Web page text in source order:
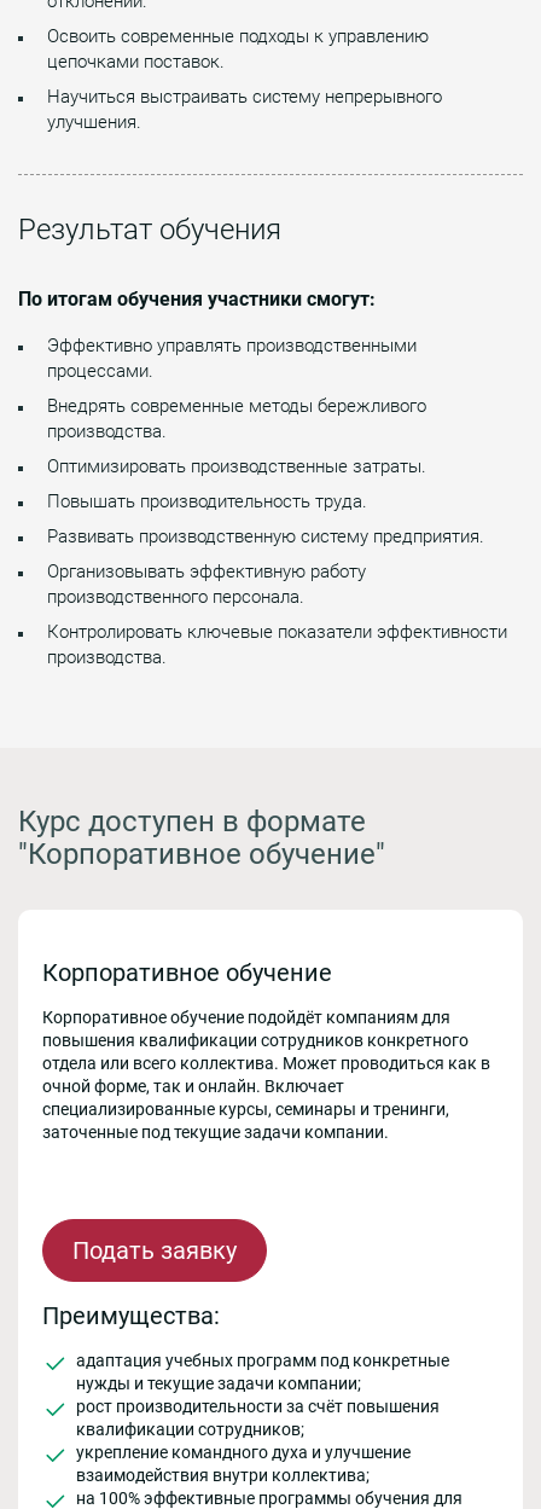
Освоить современные подходы к управлению
цепочками поставок.
Научиться выстраивать систему непрерывного
улучшения.
Результат обучения
По итогам обучения участники смогут:
Эффективно управлять производственными
процессами.
Внедрять современные методы бережливого
производства.
Оптимизировать производственные затраты.
Повышать производительность труда.
Развивать производственную систему предприятия.
Организовывать эффективную работу
производственного персонала.
Контролировать ключевые показатели эффективности
производства.
Курс доступен в формате
"Корпоративное обучение"
Корпоративное обучение
Корпоративное обучение подойдёт компаниям для
повышения квалификации сотрудников конкретного
отдела или всего коллектива. Может проводиться как в
очной форме, так и онлайн. Включает
специализированные курсы, семинары и тренинги,
заточенные под текущие задачи компании.
Подать заявку
Преимущества:
адаптация учебных программ под конкретные
нужды и текущие задачи компании;
рост производительности за счёт повышения
квалификации сотрудников;
укрепление командного духа и улучшение
взаимодействия внутри коллектива;
на 100% эффективные программы обучения для